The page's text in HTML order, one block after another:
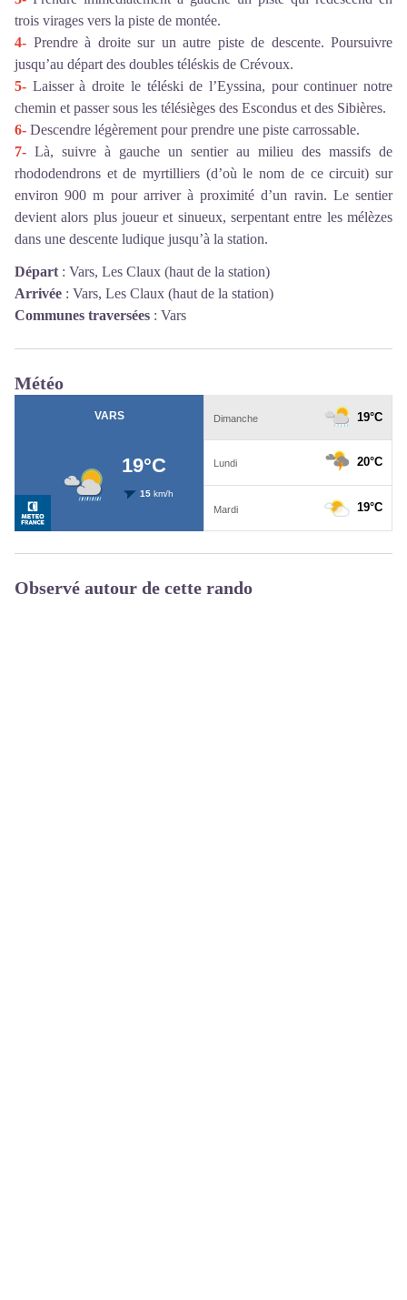
trois virages vers la piste de montée.
4- Prendre à droite sur un autre piste de descente. Poursuivre
jusqu’au départ des doubles téléskis de Crévoux.
5- Laisser à droite le téléski de l’Eyssina, pour continuer notre
chemin et passer sous les télésièges des Escondus et des Sibières.
6- Descendre légèrement pour prendre une piste carrossable.
7- Là, suivre à gauche un sentier au milieu des massifs de
rhododendrons et de myrtilliers (d’où le nom de ce circuit) sur
environ 900 m pour arriver à proximité d’un ravin. Le sentier
devient alors plus joueur et sinueux, serpentant entre les mélèzes
dans une descente ludique jusqu’à la station.
Départ : Vars, Les Claux (haut de la station)
Arrivée : Vars, Les Claux (haut de la station)
Communes traversées : Vars
Météo
Observé autour de cette rando